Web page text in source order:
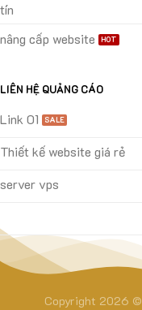
tín
nâng cấp website
LIÊN HỆ QUẢNG CÁO
Link 01
Thiết kế website giá rẻ
server vps
Copyright 2026 ©